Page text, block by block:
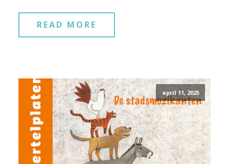
READ MORE
april 11, 2025